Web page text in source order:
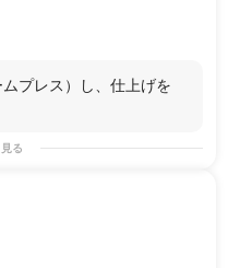
化の調査
計測することにより、
などの情報が得られま
ーラス材料を加熱する
質量が減少し、100度付
得られます。
融解、ガラス転移点、
ど、相変化する温度が
プレス）し、仕上げを
る